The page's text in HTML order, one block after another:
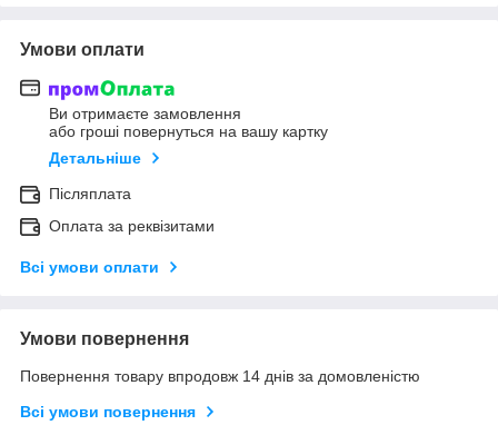
Умови оплати
Ви отримаєте замовлення
або гроші повернуться на вашу картку
Детальніше
Післяплата
Оплата за реквізитами
Всі умови оплати
Умови повернення
Повернення товару впродовж 14 днів за домовленістю
Всі умови повернення